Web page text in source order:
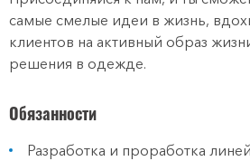
самые смелые идеи в жизнь,
клиентов на активный образ
решения в одежде.
Обязанности
Разработка и проработка